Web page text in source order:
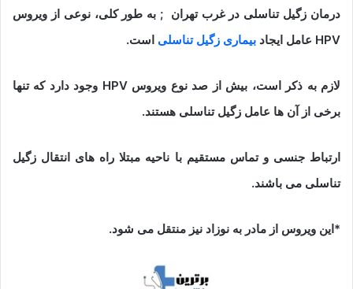
درمان زگیل تناسلی در غرب تهران ; به طور کلی، نوعی از ویروس
HPV عامل ایجاد
بیماری زگیل تناسلی است.
لازم به ذکر است، بیش از صد نوع ویروس HPV وجود دارد که تنها
برخی از آن ها عامل زگیل تناسلی هستند.
ارتباط جنسی و تماس مستقیم با ناحیه مبتلا راه های انتقال زگیل
تناسلی می باشند.
*این ویروس از مادر به نوزاد نیز منتقل می شود.